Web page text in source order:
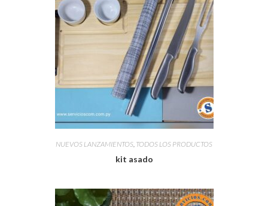
NUEVOS LANZAMIENTOS TODOS LOS PRODUCTOS
kit asado